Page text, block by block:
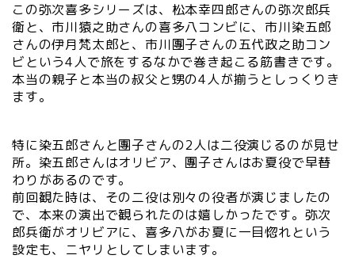
この弥次喜多シリーズは、松本幸四郎さんの弥次郎兵
衛と、市川猿之助さんの喜多八コンビに、市川染五郎
さんの伊月梵太郎と、市川團子さんの五代政之助コン
ビという4人で旅をするなかで巻き起こる筋書きです。
本当の親子と本当の叔父と甥の4人が揃うとしっくりき
ます。
特に染五郎さんと團子さんの2人は二役演じるのが見せ
所。染五郎さんはオリビア、團子さんはお夏役で早替
わりがあるのです。
前回観た時は、その二役は別々の役者が演じましたの
で、本来の演出で観られたのは嬉しかったです。弥次
郎兵衛がオリビアに、喜多八がお夏に一目惚れという
設定も、ニヤリとしてしまいます。